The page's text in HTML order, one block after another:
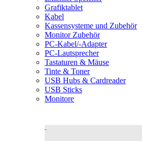
Grafiktablet
Kabel
Kassensysteme und Zubehör
Monitor Zubehör
PC-Kabel/-Adapter
PC-Lautsprecher
Tastaturen & Mäuse
Tinte & Toner
USB Hubs & Cardreader
USB Sticks
Monitore